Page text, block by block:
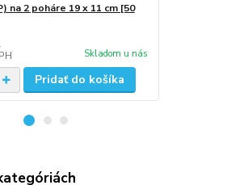
na 2 poháre 19 x 11 cm [50
Skladom u nás
Pridať do košíka